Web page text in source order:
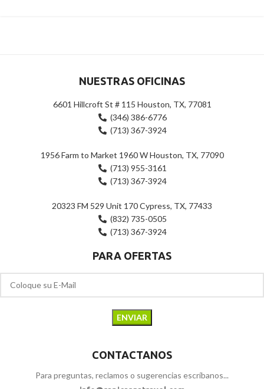
NUESTRAS OFICINAS
6601 Hillcroft St # 115 Houston, TX, 77081
(346) 386-6776
(713) 367-3924
1956 Farm to Market 1960 W Houston, TX, 77090
(713) 955-3161
(713) 367-3924
20323 FM 529 Unit 170 Cypress, TX, 77433
(832) 735-0505
(713) 367-3924
PARA OFERTAS
CONTACTANOS
Para preguntas, reclamos o sugerencias escríbanos...